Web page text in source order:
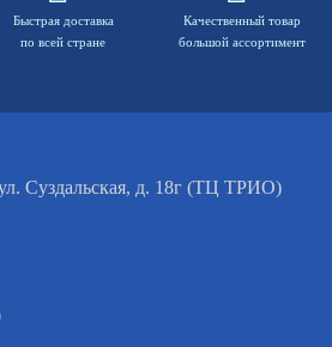
Быстрая доставка
по всей стране
Качественный товар
большой ассортимент
Суздальская, д. 18г (ТЦ ТРИО)